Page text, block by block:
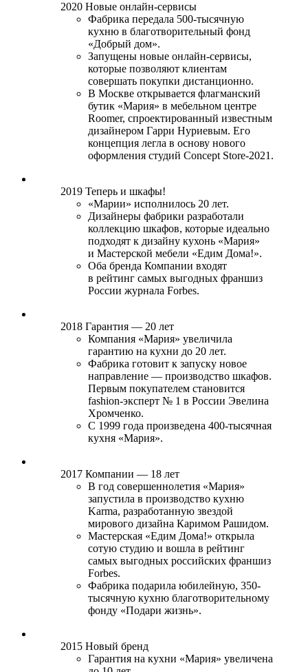
2020 Новые онлайн-сервисы
Фабрика передала 500-тысячную
кухню в благотворительный фонд
«Добрый дом».
Запущены новые онлайн-сервисы,
которые позволяют клиентам
совершать покупки дистанционно.
В Москве открывается флагманский
бутик «Мария» в мебельном центре
Roomer, спроектированный известным
дизайнером Гарри Нуриевым. Его
концепция легла в основу нового
оформления студий Concept Store-2021.
2019 Теперь и шкафы!
«Марии» исполнилось 20 лет.
Дизайнеры фабрики разработали
коллекцию шкафов, которые идеально
подходят к дизайну кухонь «Мария»
и Мастерской мебели «Едим Дома!».
Оба бренда Компании входят
в рейтинг самых выгодных франшиз
России журнала Forbes.
2018 Гарантия — 20 лет
Компания «Мария» увеличила
гарантию на кухни до 20 лет.
Фабрика готовит к запуску новое
направление — производство шкафов.
Первым покупателем становится
fashion-эксперт № 1 в России Эвелина
Хромченко.
С 1999 года произведена 400-тысячная
кухня «Мария».
2017 Компании — 18 лет
В год совершеннолетия «Мария»
запустила в производство кухню
Karma, разработанную звездой
мирового дизайна Каримом Рашидом.
Мастерская «Едим Дома!» открыла
сотую студию и вошла в рейтинг
самых выгодных российских франшиз
Forbes.
Фабрика подарила юбилейную, 350-
тысячную кухню благотворительному
фонду «Подари жизнь».
2015 Новый бренд
Гарантия на кухни «Мария» увеличена